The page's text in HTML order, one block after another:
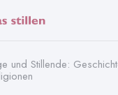
und Stillende: